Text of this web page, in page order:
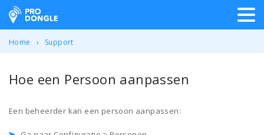
ProDongle Track & Trace
Home Support
Hoe een Persoon aanpassen
Een beheerder kan een persoon aanpassen: